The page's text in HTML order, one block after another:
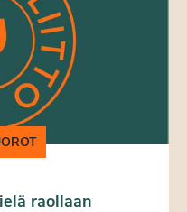
raollaan